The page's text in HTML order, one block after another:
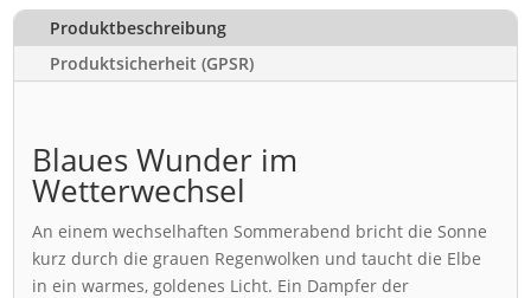
Produktbeschreibung
Produktsicherheit (GPSR)
Blaues Wunder im
Wetterwechsel
An einem wechselhaften Sommerabend bricht die Sonne
kurz durch die grauen Regenwolken und taucht die Elbe
in ein warmes, goldenes Licht. Ein Dampfer der